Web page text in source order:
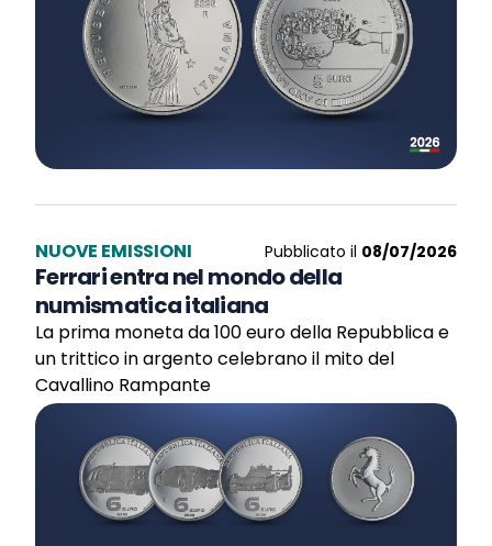
NUOVE EMISSIONI Pubblicato il 08/07/2026
Ferrari entra nel mondo della
numismatica italiana
La prima moneta da 100 euro della Repubblica e
un trittico in argento celebrano il mito del
Cavallino Rampante